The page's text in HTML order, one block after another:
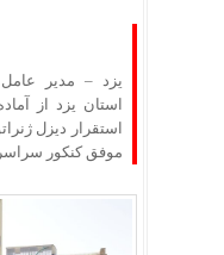
یزد – مدیر
استان یزد از
استقرار دیزل
موفق کنکور